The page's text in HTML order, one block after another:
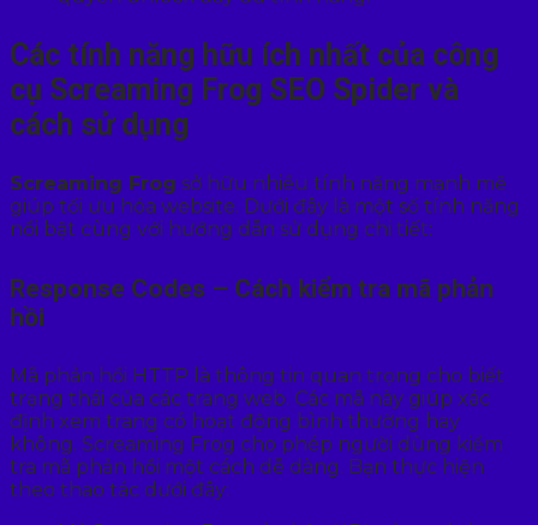
Các tính năng hữu ích nhất của công
cụ Screaming Frog SEO Spider và
cách sử dụng
Screaming Frog sở hữu nhiều tính năng mạnh mẽ
giúp tối ưu hóa website. Dưới đây là một số tính năng
nổi bật cùng với hướng dẫn sử dụng chi tiết:
Response Codes – Cách kiểm tra mã phản
hồi
Mã phản hồi HTTP là thông tin quan trọng cho biết
trạng thái của các trang web. Các mã này giúp xác
định xem trang có hoạt động bình thường hay
không. Screaming Frog cho phép người dùng kiểm
tra mã phản hồi một cách dễ dàng. Bạn thực hiện
theo thao tác dưới đây: